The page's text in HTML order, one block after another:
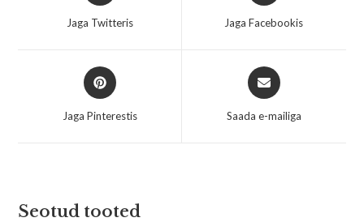
Jaga Twitteris Jaga Facebookis
Jaga Pinterestis Saada e-mailiga
Seotud tooted